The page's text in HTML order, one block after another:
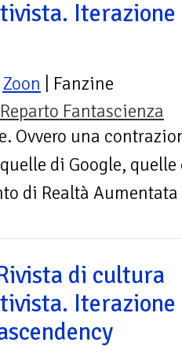
Iterazione
Zoon | Fanzine
Reparto Fantascienza
Ovvero una
di Google,
di Realtà
di cultura
Iterazione